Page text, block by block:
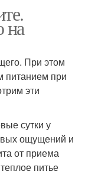
на
При этом
питанием при
эти
сутки у
ощущений и
от приема
питье